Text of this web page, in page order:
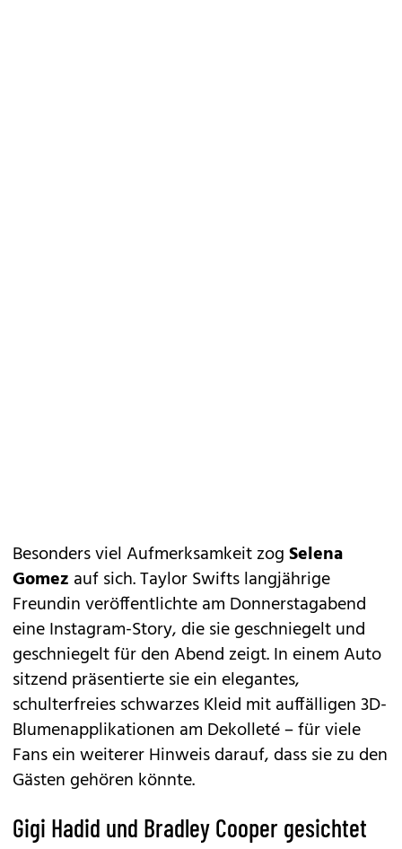
Besonders viel Aufmerksamkeit zogSelena
Gomez auf sich. Taylor Swifts langjährige
Freundin veröffentlichte am Donnerstagabend
eine Instagram-Story, die sie geschniegelt und
geschniegelt für den Abend zeigt. In einem Auto
sitzend präsentierte sie ein elegantes,
schulterfreies schwarzes Kleid mit auffälligen 3D-
Blumenapplikationen am Dekolleté – für viele
Fans ein weiterer Hinweis darauf, dass sie zu den
Gästen gehören könnte.
Gigi Hadid und Bradley Cooper gesichtet